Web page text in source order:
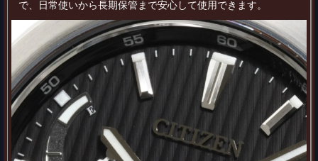
で、日常使いから長期保管まで安心して使用できます。